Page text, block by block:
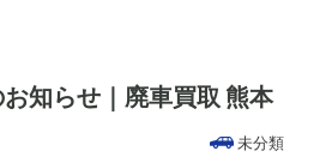
知らせ｜廃車買取 熊本
未分類